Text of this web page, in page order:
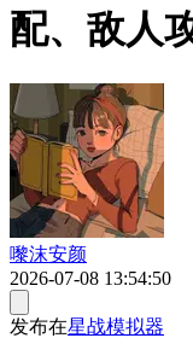
配、敌人
嚟沫安颜
2026-07-08 13:54:50
发布在星战模拟器